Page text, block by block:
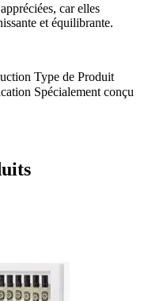
car elles
et équilibrante.
Type de Produit
Spécialement conçu